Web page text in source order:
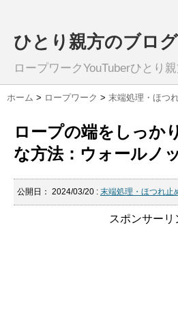
ひとり親方のブログ
ロープワークYouTuberひとり
ホーム > ロープワーク > 末端処理・ほつ
ロープの端をしっか
な方法：ウォールノ
公開日： 2024/03/20 : 末端処理・ほつれ止
スポンサーリ